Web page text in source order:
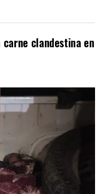
carne clandestina en